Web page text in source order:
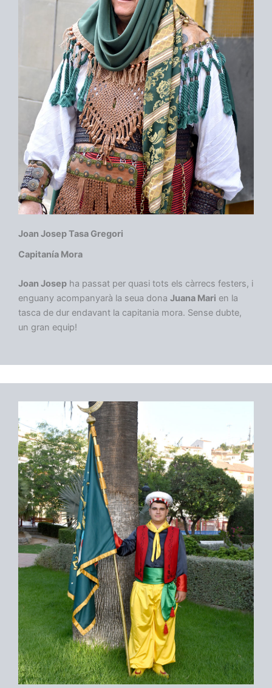
Joan Josep Tasa Gregori
Capitanía Mora
Joan Josep ha passat per quasi tots els càrrecs festers, i
enguany acompanyarà la seua dona Juana Mari en la
tasca de dur endavant la capitania mora. Sense dubte,
un gran equip!